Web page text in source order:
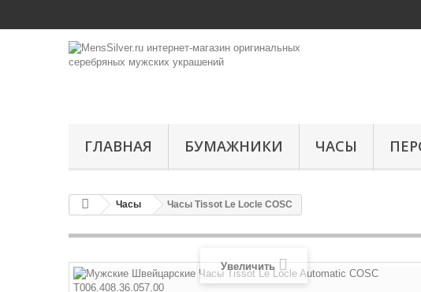
ГЛАВНАЯ БУМАЖНИКИ ЧАСЫ
Часы Часы Tissot Le Locle COSC
Увеличить